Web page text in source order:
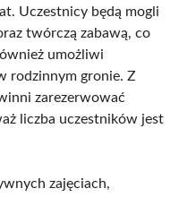
Uczestnicy będą mogli
twórczą zabawą, co
umożliwi
rodzinnym gronie. Z
zarezerwować
liczba uczestników jest
zajęciach,